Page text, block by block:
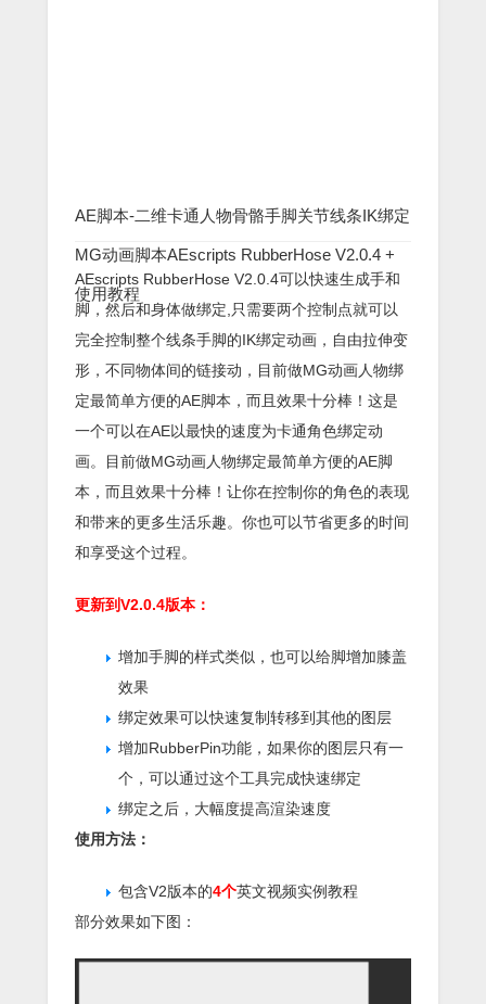
AE脚本-二维卡通人物骨骼手脚关节线条IK绑定
MG动画脚本AEscripts RubberHose V2.0.4 +
使用教程
AEscripts RubberHose V2.0.4可以快速生成手和
脚，然后和身体做绑定,只需要两个控制点就可以
完全控制整个线条手脚的IK绑定动画，自由拉伸变
形，不同物体间的链接动，目前做MG动画人物绑
定最简单方便的AE脚本，而且效果十分棒！这是
一个可以在AE以最快的速度为卡通角色绑定动
画。目前做MG动画人物绑定最简单方便的AE脚
本，而且效果十分棒！让你在控制你的角色的表现
和带来的更多生活乐趣。你也可以节省更多的时间
和享受这个过程。
更新到V2.0.4版本：
增加手脚的样式类似，也可以给脚增加膝盖
效果
绑定效果可以快速复制转移到其他的图层
增加RubberPin功能，如果你的图层只有一
个，可以通过这个工具完成快速绑定
绑定之后，大幅度提高渲染速度
使用方法：
包含V2版本的4个英文视频实例教程
部分效果如下图：